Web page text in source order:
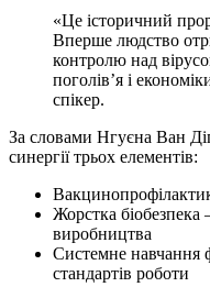
«Це історичний
Вперше людство
контролю над
поголів’я і
спікер.
За словами Нгуєна Ван
синергії трьох елементів:
Жорстка біобезпека
виробництва
Системне навчання
стандартів роботи